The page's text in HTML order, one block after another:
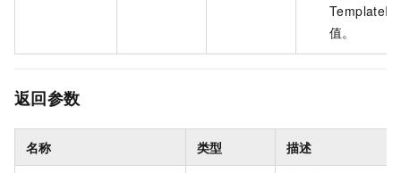
TemplateId
值。
返回参数
名称 类型 描述